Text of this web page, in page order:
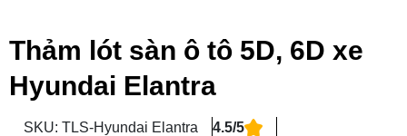
Thảm lót sàn ô tô 5D, 6D xe
Hyundai Elantra
SKU: TLS-Hyundai Elantra
4.5/5